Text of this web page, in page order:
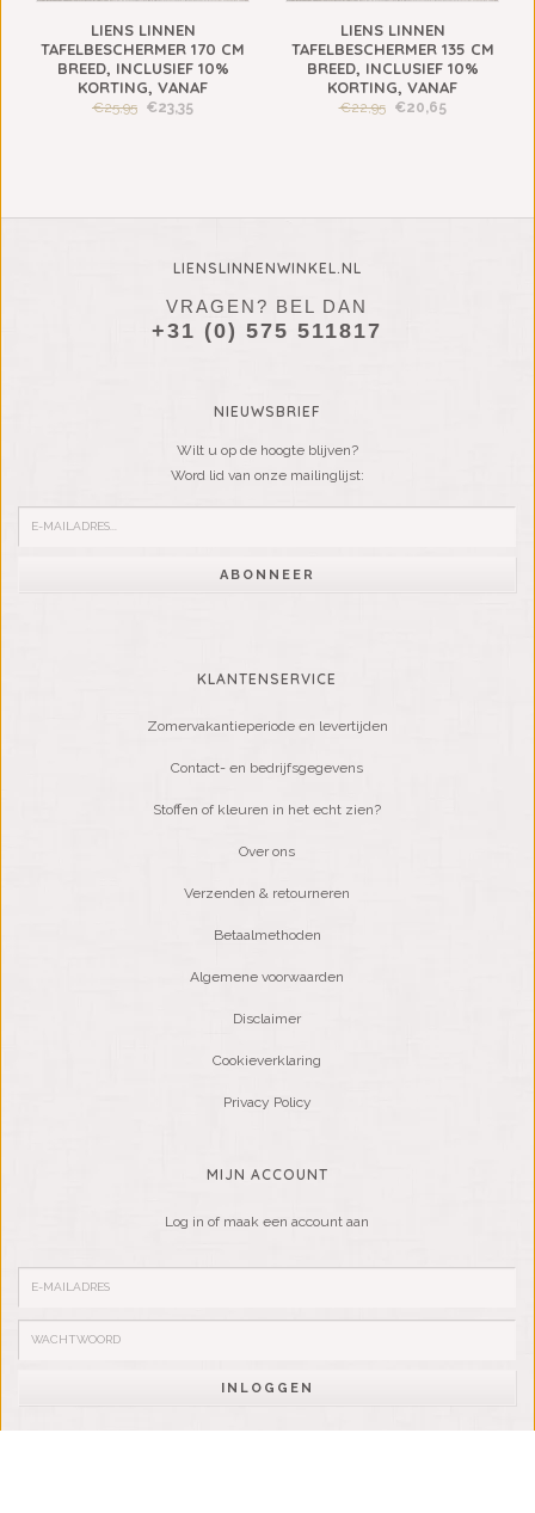
LIENS LINNEN
TAFELBESCHERMER 170 CM
BREED, INCLUSIEF 10%
KORTING, VANAF
€25,95 €23,35
LIENS LINNEN
TAFELBESCHERMER 135 CM
BREED, INCLUSIEF 10%
KORTING, VANAF
€22,95 €20,65
LIENSLINNENWINKEL.NL
VRAGEN? BEL DAN
+31 (0) 575 511817
NIEUWSBRIEF
Wilt u op de hoogte blijven?
Word lid van onze mailinglijst:
ABONNEER
KLANTENSERVICE
Zomervakantieperiode en levertijden
Contact- en bedrijfsgegevens
Stoffen of kleuren in het echt zien?
Over ons
Verzenden & retourneren
Betaalmethoden
Algemene voorwaarden
Disclaimer
Cookieverklaring
Privacy Policy
MIJN ACCOUNT
Log in of maak een account aan
INLOGGEN